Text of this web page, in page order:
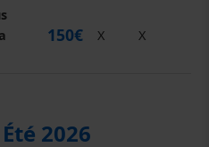
150€ X X
2026